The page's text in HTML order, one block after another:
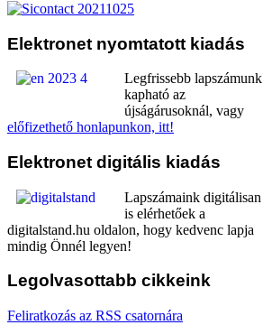
Elektronet nyomtatott kiadás
Legfrissebb lapszámunk
kapható az
újságárusoknál, vagy
előfizethető honlapunkon, itt!
Elektronet digitális kiadás
Lapszámaink digitálisan
is elérhetőek a
digitalstand.hu oldalon, hogy kedvenc lapja
mindig Önnél legyen!
Legolvasottabb cikkeink
Feliratkozás az RSS csatornára